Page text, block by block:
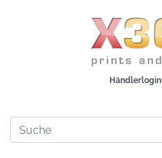
Händlerlogin